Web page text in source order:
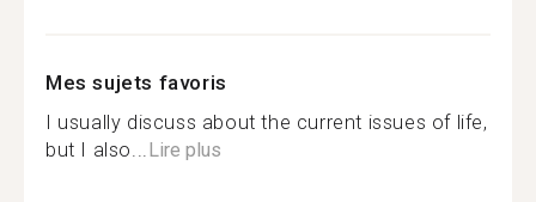
Mes sujets favoris
I usually discuss about the current issues of life,
but I also...Lire plus